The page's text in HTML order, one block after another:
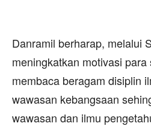
Danramil berharap, melalui
meningkatkan motivasi
membaca beragam disiplin
wawasan kebangsaan
wawasan dan ilmu